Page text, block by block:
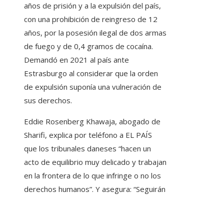
años de prisión y a la expulsión del país,
con una prohibición de reingreso de 12
años, por la posesión ilegal de dos armas
de fuego y de 0,4 gramos de cocaína.
Demandó en 2021 al país ante
Estrasburgo al considerar que la orden
de expulsión suponía una vulneración de
sus derechos.
Eddie Rosenberg Khawaja, abogado de
Sharifi, explica por teléfono a EL PAÍS
que los tribunales daneses “hacen un
acto de equilibrio muy delicado y trabajan
en la frontera de lo que infringe o no los
derechos humanos”. Y asegura: “Seguirán